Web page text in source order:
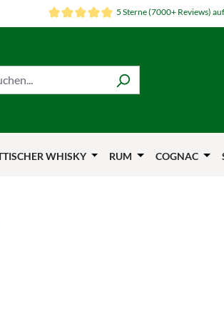
5 Sterne (7000+ Reviews)
WHISKY RUM COGNAC